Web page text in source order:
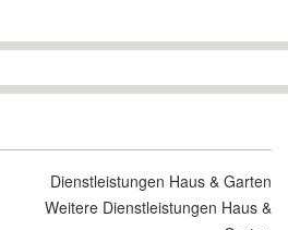
Dienstleistungen Haus & Garten
Weitere Dienstleistungen Haus &